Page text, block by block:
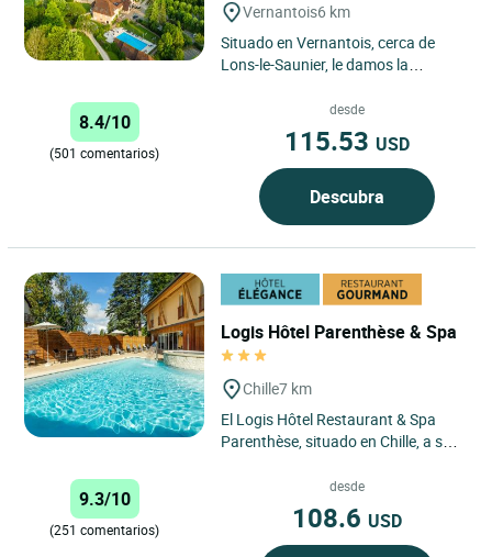
Vernantois6 km
Situado en Vernantois, cerca de
Lons-le-Saunier, le damos la
entorno natural tranquilo, a...
8.4/10
(501 comentarios)
desde
115.53 USD
Descubra
Logis Hôtel Parenthèse & Spa
Chille7 km
El Logis Hôtel Restaurant & Spa
Parenthèse, situado en Chille, a solo
9.3/10
(251 comentarios)
desde
108.6 USD